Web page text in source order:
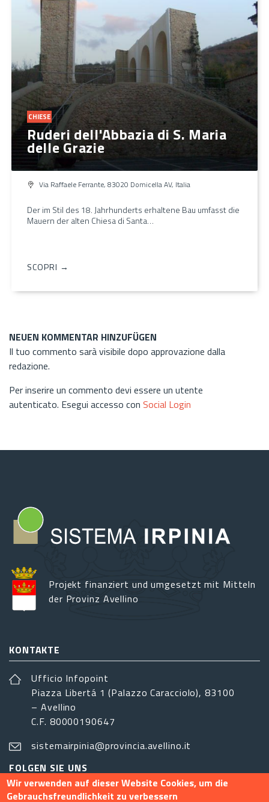
CHIESE
Ruderi dell'Abbazia di S. Maria
delle Grazie
Via Raffaele Ferrante, 83020 Domicella AV, Italia
Der im Stil des 18. Jahrhunderts erhaltene Bau umfasst die
Mauern der alten Chiesa di Santa…
SCOPRI →
NEUEN KOMMENTAR HINZUFÜGEN
Il tuo commento sarà visibile dopo approvazione dalla
redazione.
Per inserire un commento devi essere un utente
autenticato. Esegui accesso con Social Login
Projekt finanziert und umgesetzt mit Mitteln
der Provinz Avellino
KONTAKTE
Ufficio Infopoint
Piazza Libertá 1 (Palazzo Caracciolo), 83100
– Avellino
C.F. 80000190647
sistemairpinia@provincia.avellino.it
FOLGEN SIE UNS
Wir verwenden auf dieser Website Cookies, um die
Gebrauchsfreundlichkeit zu verbessern